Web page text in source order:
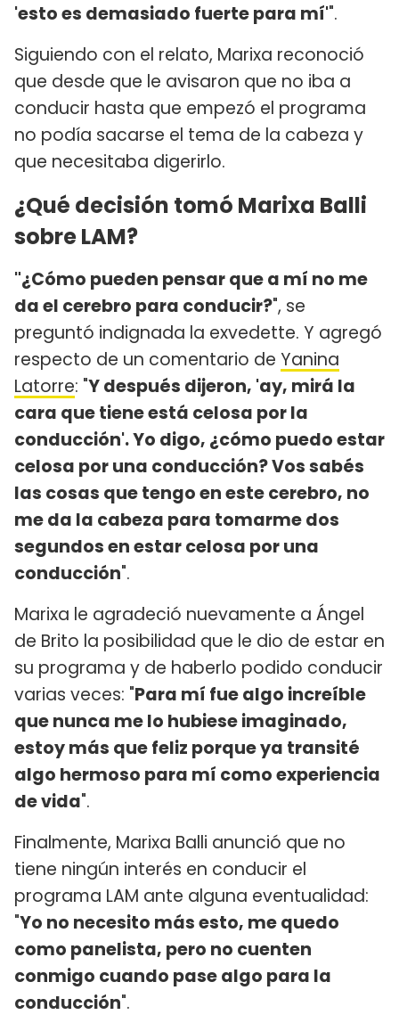
'esto es demasiado fuerte para mí'".
Siguiendo con el relato, Marixa reconoció
que desde que le avisaron que no iba a
conducir hasta que empezó el programa
no podía sacarse el tema de la cabeza y
que necesitaba digerirlo.
¿Qué decisión tomó Marixa Balli
sobre LAM?
"¿Cómo pueden pensar que a mí no me
da el cerebro para conducir?", se
preguntó indignada la exvedette. Y agregó
respecto de un comentario de Yanina
Latorre: "Y después dijeron, 'ay, mirá la
cara que tiene está celosa por la
conducción'. Yo digo, ¿cómo puedo estar
celosa por una conducción? Vos sabés
las cosas que tengo en este cerebro, no
me da la cabeza para tomarme dos
segundos en estar celosa por una
conducción".
Marixa le agradeció nuevamente a Ángel
de Brito la posibilidad que le dio de estar en
su programa y de haberlo podido conducir
varias veces: "Para mí fue algo increíble
que nunca me lo hubiese imaginado,
estoy más que feliz porque ya transité
algo hermoso para mí como experiencia
de vida".
Finalmente, Marixa Balli anunció que no
tiene ningún interés en conducir el
programa LAM ante alguna eventualidad:
"Yo no necesito más esto, me quedo
como panelista, pero no cuenten
conmigo cuando pase algo para la
conducción".